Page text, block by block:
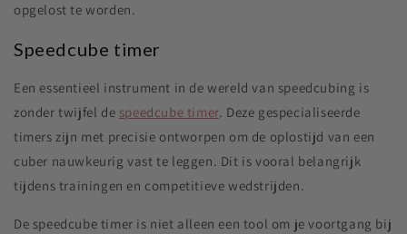
opgelost te worden.
Speedcube timer
Een essentieel instrument in de wereld van speedcubing is
zonder twijfel de speedcube timer. Deze gespecialiseerde
timers zijn met precisie ontworpen om de oplostijd van een
cuber nauwkeurig vast te leggen. Dit is vooral belangrijk
tijdens trainingen en competitieve wedstrijden.
De speedcube timer is niet alleen een tool om je voortgang bij